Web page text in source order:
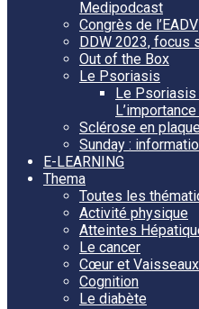
Medipodcast
Congrès de l’EADV
DDW 2023, focus
Out of the Box
Le Psoriasis
Le Psoriasis
Sclérose en
Sunday :
E-LEARNING
Thema
Toutes les
Activité physique
Atteintes
Le cancer
Cœur et Vaisseaux
Cognition
Le diabète